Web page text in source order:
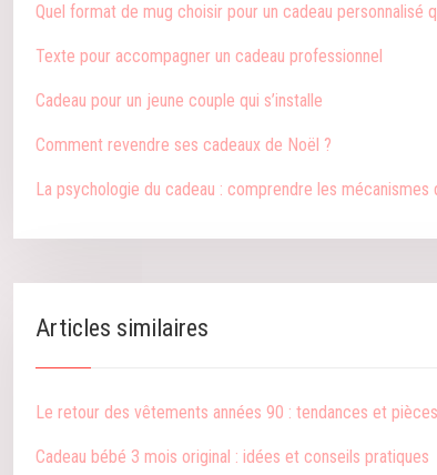
Quel format de mug choisir pour un cadeau personnalisé
Texte pour accompagner un cadeau professionnel
Cadeau pour un jeune couple qui s’installe
Comment revendre ses cadeaux de Noël ?
La psychologie du cadeau : comprendre les mécanismes
Articles similaires
Le retour des vêtements années 90 : tendances et
Cadeau bébé 3 mois original : idées et conseils pratiques